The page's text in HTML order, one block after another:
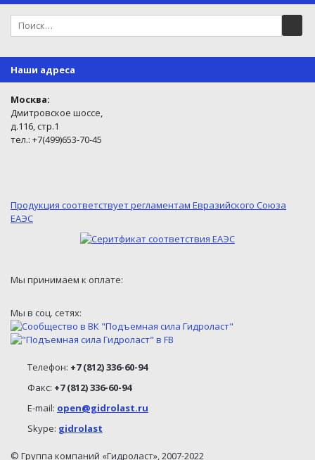
Наши адреса
Москва:
Дмитровское шоссе,
д.116, стр.1
тел.: +7(499)653-70-45
Продукция соответствует регламентам Евразийского Союза
ЕАЭС
Мы принимаем к оплате:
Мы в соц. сетях:
Телефон: +7 (812) 336-60-94
Факс: +7 (812) 336-60-94
E-mail: open@gidrolast.ru
Skype: gidrolast
© Группа компаний «Гидроласт», 2007-2022